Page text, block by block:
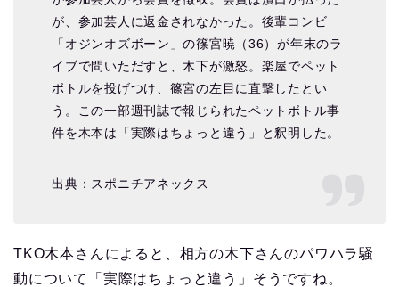
が、参加芸人に返金されなかった。後輩コンビ
「オジンオズボーン」の篠宮暁（36）が年末のラ
イブで問いただすと、木下が激怒。楽屋でペット
ボトルを投げつけ、篠宮の左目に直撃したとい
う。この一部週刊誌で報じられたペットボトル事
件を木本は「実際はちょっと違う」と釈明した。
出典：スポニチアネックス
TKO木本さんによると、相方の木下さんのパワハラ騒
動について「実際はちょっと違う」そうですね。